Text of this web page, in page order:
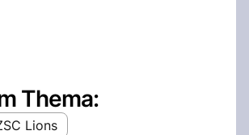
Thema:
Lions